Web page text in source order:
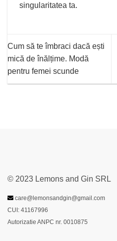
singularitatea ta.
Cum să te îmbraci dacă ești
mică de înălțime. Modă
pentru femei scunde
© 2023 Lemons and Gin SRL
care@lemonsandgin@gmail.com
CUI: 41167996
Autorizatie ANPC nr. 0010875